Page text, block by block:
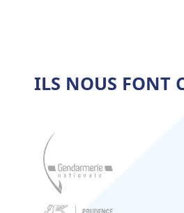
ILS NOUS FONT